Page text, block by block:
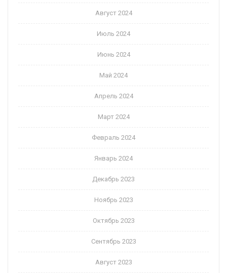
Август 2024
Июль 2024
Июнь 2024
Май 2024
Апрель 2024
Март 2024
Февраль 2024
Январь 2024
Декабрь 2023
Ноябрь 2023
Октябрь 2023
Сентябрь 2023
Август 2023